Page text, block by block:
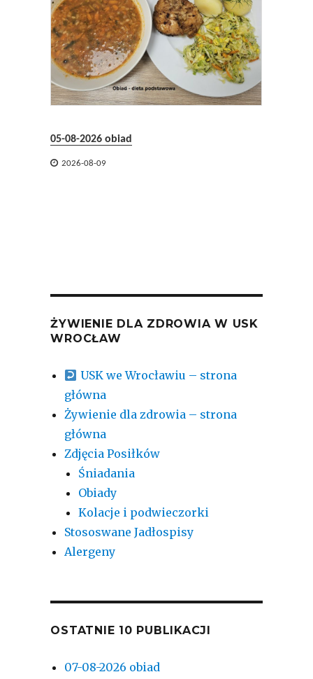
05-08-2026 obiad
 2026-08-09
ŻYWIENIE DLA ZDROWIA W USK
WROCŁAW
USK we Wrocławiu – strona
główna
Żywienie dla zdrowia – strona
główna
Zdjęcia Posiłków
Śniadania
Obiady
Kolacje i podwieczorki
Stososwane Jadłospisy
Alergeny
OSTATNIE 10 PUBLIKACJI
07-08-2026 obiad